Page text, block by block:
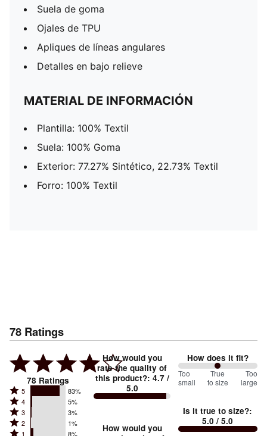
Suela de goma
Ojales de TPU
Apliques de líneas angulares
Detalles en bajo relieve
MATERIAL DE INFORMACIÓN
Plantilla: 100% Textil
Suela: 100% Goma
Exterior: 77.27% Sintético, 22.73% Textil
Forro: 100% Textil
78 Ratings
78 Ratings
Rated
5
stars
by
5 83%
Rated
4
stars
4 5%
Rated
3
3 3%
Rated
2 1%
1 8%
How would you
rate the quality of
this product?: 4.7/
5.0
How would you
How does it fit?
100
between
small
and
Too
small
True
to size
Too
large
Is it true to size?:
5.0 / 5.0